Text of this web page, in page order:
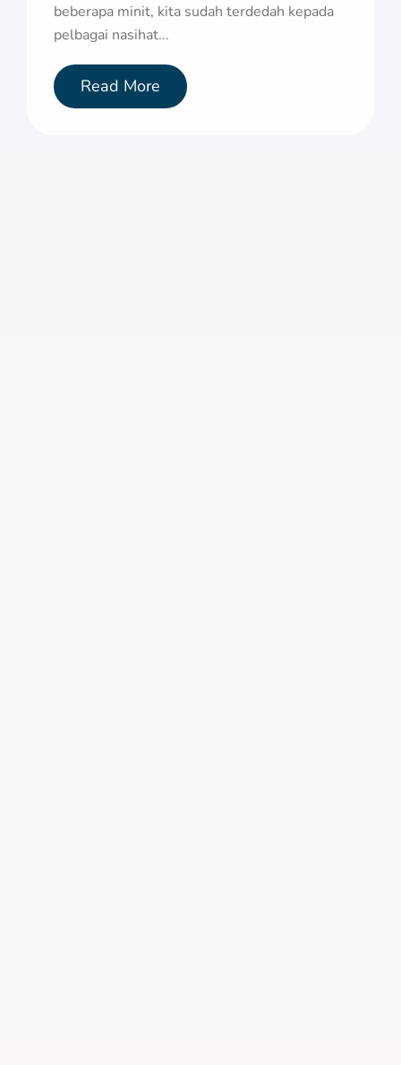
beberapa minit, kita sudah terdedah kepada
pelbagai nasihat...
Read More